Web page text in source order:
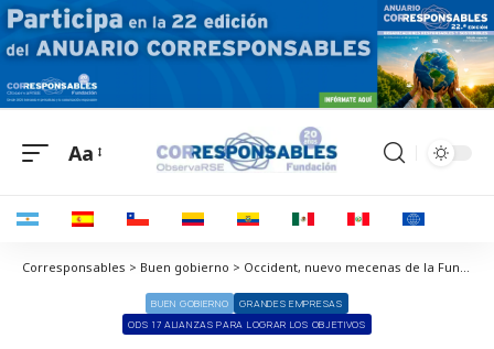
Aa
Corresponsables > Buen gobierno > Occident, nuevo mecenas de la Fundació Joan Miró en su 50º aniversario
BUEN GOBIERNO
GRANDES EMPRESAS
ODS 17 ALIANZAS PARA LOGRAR LOS OBJETIVOS